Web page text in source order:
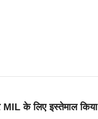
के लिए इस्तेमाल किया